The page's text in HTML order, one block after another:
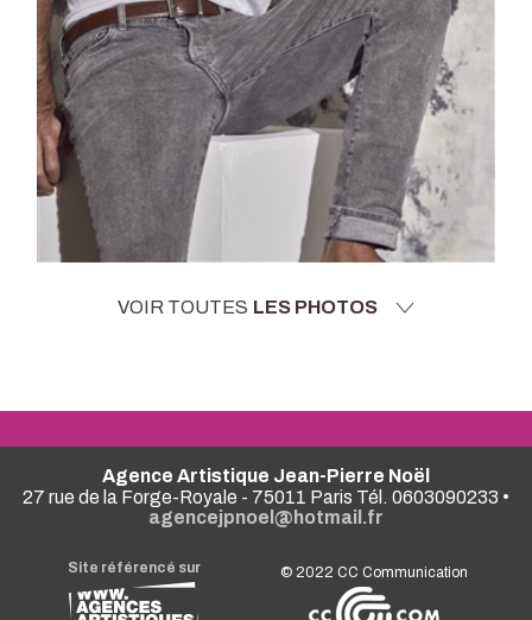
VOIR TOUTES LES PHOTOS
Agence Artistique Jean-Pierre Noël
27 rue de la Forge-Royale - 75011 Paris Tél. 0603090233 •
agencejpnoel@hotmail.fr
Site référencé sur © 2022CC Communication